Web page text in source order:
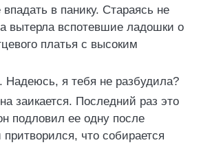
в панику. Стараясь не
вытерла вспотевшие ладошки о
платья с высоким
я тебя не разбудила?
заикается. Последний раз это
подловил ее одну после
притворился, что собирается